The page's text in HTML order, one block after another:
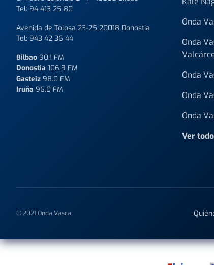
Onda
Onda
Onda
Onda
Onda
Ver
Tel: 94 413 25 80
Avenida de Tolosa 23-25 20018 Donostia
Tel: 943 42 36 44
Bilbao 90.1 FM
Donostia 106.9 FM
Gasteiz 98.0 FM
Iruña 96.0 FM
© 2021 Onda Vasca